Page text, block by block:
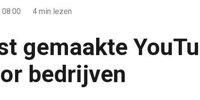
08:00 4 min lezen
gemaakte
bedrijven